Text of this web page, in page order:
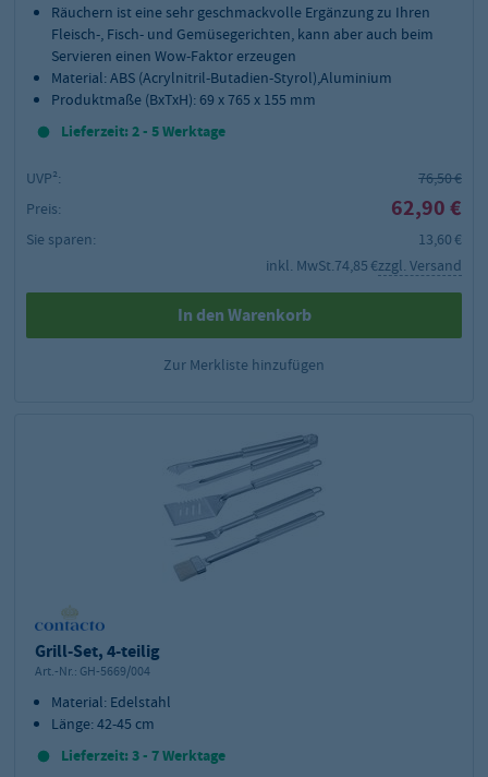
Räuchern ist eine sehr geschmackvolle Ergänzung zu Ihren
Fleisch-, Fisch- und Gemüsegerichten, kann aber auch beim
Servieren einen Wow-Faktor erzeugen
Material: ABS (Acrylnitril-Butadien-Styrol),Aluminium
Produktmaße (BxTxH): 69 x 765 x 155 mm
Lieferzeit: 2 - 5 Werktage
UVP²:
76,50 €
Preis:
62,90 €
Sie sparen:
13,60 €
inkl. MwSt.74,85 €zzgl. Versand
In den Warenkorb
Zur Merkliste hinzufügen
Grill-Set, 4-teilig
Art.-Nr.: GH-5669/004
Material: Edelstahl
Länge: 42-45 cm
Lieferzeit: 3 - 7 Werktage